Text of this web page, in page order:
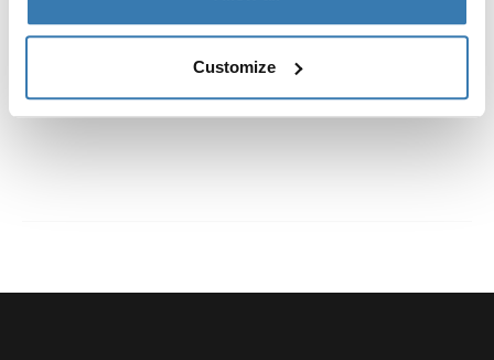
Customize
Especificações técnicas
Toggle guides and instructions